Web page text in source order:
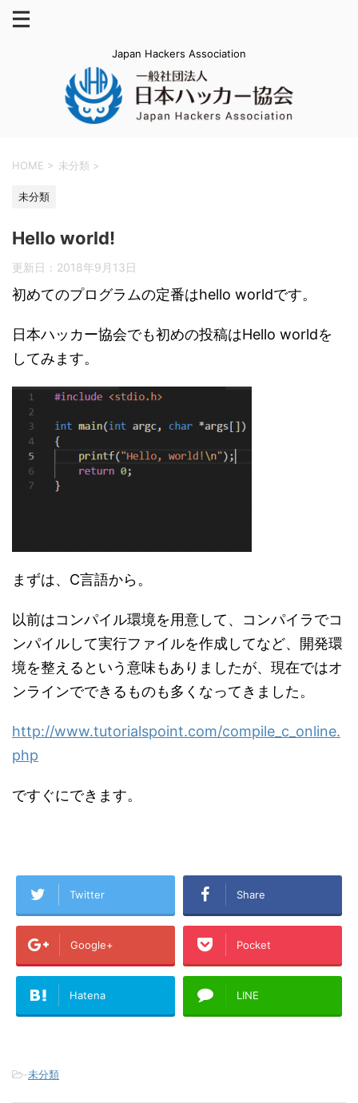
Japan Hackers Association
HOME > 未分類 >
未分類
Hello world!
更新日： 2018年9月13日
初めてのプログラムの定番はhello worldです。
日本ハッカー協会でも初めの投稿はHello worldを
してみます。
まずは、C言語から。
以前はコンパイル環境を用意して、コンパイラでコ
ンパイルして実行ファイルを作成してなど、開発環
境を整えるという意味もありましたが、現在ではオ
ンラインでできるものも多くなってきました。
http://www.tutorialspoint.com/compile_c_online.
php
ですぐにできます。
Twitter Share
Google+ Pocket
Hatena LINE
-未分類